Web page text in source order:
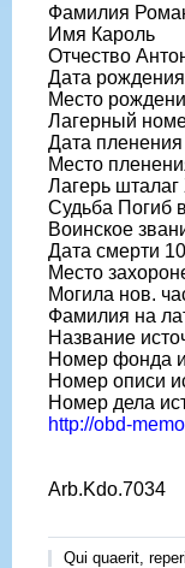
Фамилия
Имя Кароль
Отчество
Дата
Место
Лагерный
Дата
Место
Лагерь шталаг
Судьба Погиб
Воинское
Дата смерти
Место
Могила нов.
Фамилия на
Название
Номер фонда
Номер описи
Номер дела
http://obd-
Arb.Kdo.7034
Qui quaerit,